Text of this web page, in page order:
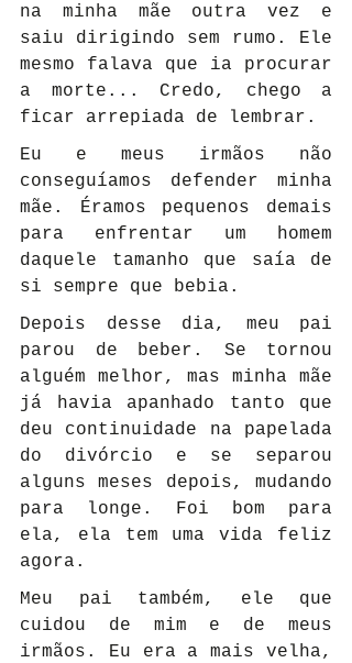
na minha mãe outra vez e
saiu dirigindo sem rumo. Ele
mesmo falava que ia procurar
a morte... Credo, chego a
ficar arrepiada de lembrar.
Eu e meus irmãos não
conseguíamos defender minha
mãe. Éramos pequenos demais
para enfrentar um homem
daquele tamanho que saía de
si sempre que bebia.
Depois desse dia, meu pai
parou de beber. Se tornou
alguém melhor, mas minha mãe
já havia apanhado tanto que
deu continuidade na papelada
do divórcio e se separou
alguns meses depois, mudando
para longe. Foi bom para
ela, ela tem uma vida feliz
agora.
Meu pai também, ele que
cuidou de mim e de meus
irmãos. Eu era a mais velha,